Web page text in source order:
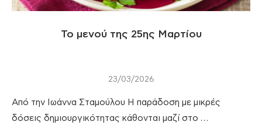
Το μενού της 25ης Μαρτίου
23/03/2026
Από την Ιωάννα Σταμούλου Η παράδοση με μικρές
δόσεις δημιουργικότητας κάθονται μαζί στο …